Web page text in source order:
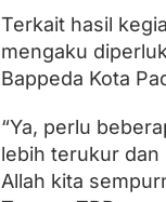
u
Terkait hasil
mengaku
Bappeda Kota
“Ya, perlu
lebih terukur
Allah kita